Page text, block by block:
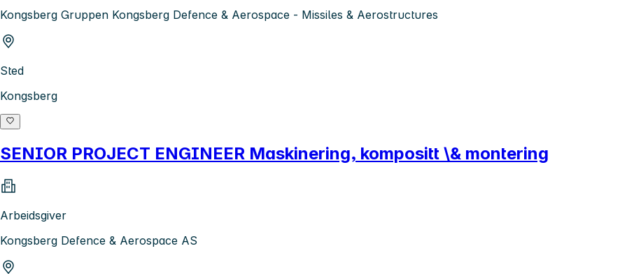
Kongsberg Gruppen Kongsberg Defence & Aerospace - Missiles & Aerostructures
Sted
Kongsberg
SENIOR PROJECT ENGINEER Maskinering, kompositt \& montering
Arbeidsgiver
Kongsberg Defence & Aerospace AS